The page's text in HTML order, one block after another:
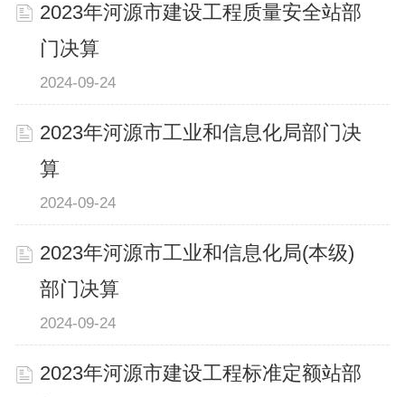
2023年河源市建设工程质量安全站部
门决算
2024-09-24
2023年河源市工业和信息化局部门决
算
2024-09-24
2023年河源市工业和信息化局(本级)
部门决算
2024-09-24
2023年河源市建设工程标准定额站部